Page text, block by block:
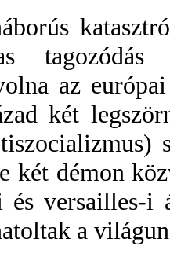
tagozódás
az
két
két démon
versailles-i
a